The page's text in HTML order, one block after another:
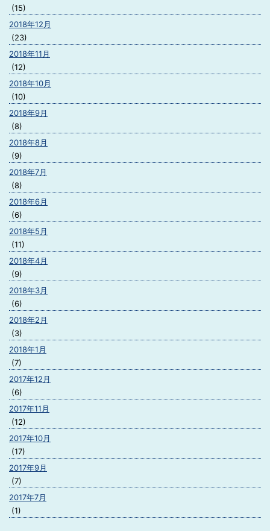
(15)
2018年12月
(23)
2018年11月
(12)
2018年10月
(10)
2018年9月
(8)
2018年8月
(9)
2018年7月
(8)
2018年6月
(6)
2018年5月
(11)
2018年4月
(9)
2018年3月
(6)
2018年2月
(3)
2018年1月
(7)
2017年12月
(6)
2017年11月
(12)
2017年10月
(17)
2017年9月
(7)
2017年7月
(1)